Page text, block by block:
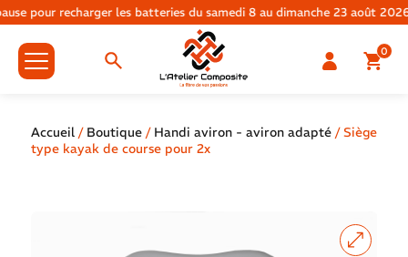
pour recharger les batteries du samedi 8 au dimanche 23 août
0
Accueil/ Boutique/ Handi aviron - aviron adapté/ Siège
type kayak de course pour 2x